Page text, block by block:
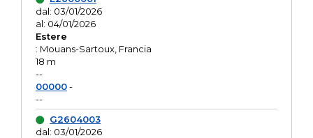
dal: 03/01/2026
al: 04/01/2026
Estere
: Mouans-Sartoux, Francia
18 m
--
00000-
--
G2604003
dal: 03/01/2026